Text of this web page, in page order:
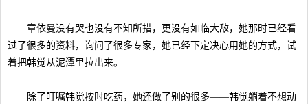
章依曼没有哭也没有不知所措，更没有如临大敌，她那时已经看
过了很多的资料，询问了很多专家，她已经下定决心用她的方式，试
着把韩觉从泥潭里拉出来。
除了叮嘱韩觉按时吃药，她还做了别的很多——韩觉躺着不想动